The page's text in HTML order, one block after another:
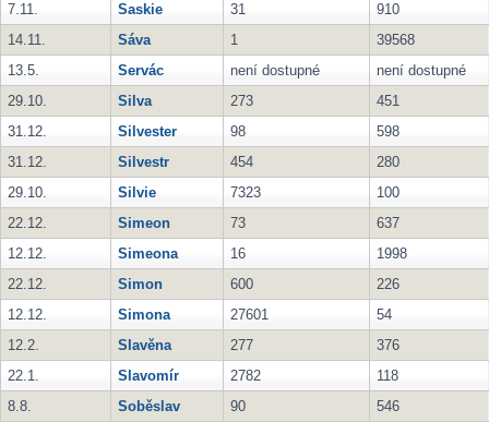
7.11.
Saskie 31
910
14.11.
Sáva 1
39568
13.5.
Servác není dostupné
není dostupné
29.10.
Silva 273
451
31.12.
Silvester 98
598
31.12.
Silvestr 454
280
29.10.
Silvie 7323
100
22.12.
Simeon 73
637
12.12.
Simeona 16
1998
22.12.
Simon 600
226
12.12.
Simona 27601
54
12.2.
Slavěna 277
376
22.1.
Slavomír 2782
118
8.8.
Soběslav 90
546